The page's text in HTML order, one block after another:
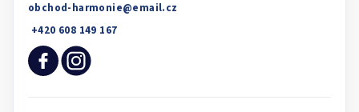
obchod-harmonie@email.cz